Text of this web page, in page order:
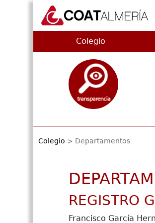
Colegio
Colegio > Departamentos
REGISTRO
Francisco García